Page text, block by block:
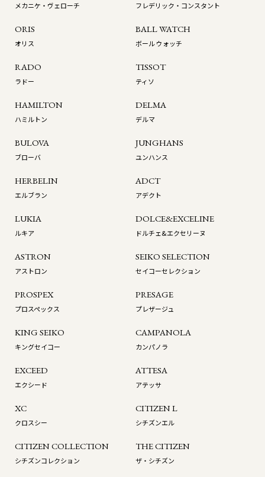
メカニケ・ヴェローチ フレデリック・コンスタント
ORIS
オリス
BALL WATCH
ボール ウォッチ
RADO
ラドー
TISSOT
ティソ
HAMILTON
ハミルトン
DELMA
デルマ
BULOVA
ブローバ
JUNGHANS
ユンハンス
HERBELIN
エルブラン
ADCT
アデクト
LUKIA
ルキア
DOLCE&EXCELINE
ドルチェ&エクセリーヌ
ASTRON
アストロン
SEIKO SELECTION
セイコーセレクション
PROSPEX
プロスペックス
PRESAGE
プレザージュ
KING SEIKO
キングセイコー
CAMPANOLA
カンパノラ
EXCEED
エクシード
ATTESA
アテッサ
XC
クロスシー
CITIZEN L
シチズンエル
CITIZEN COLLECTION
シチズンコレクション
THE CITIZEN
ザ・シチズン